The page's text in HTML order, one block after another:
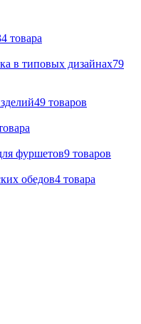
товара
в типовых дизайнах79
49 товаров
фуршетов9 товаров
обедов4 товара